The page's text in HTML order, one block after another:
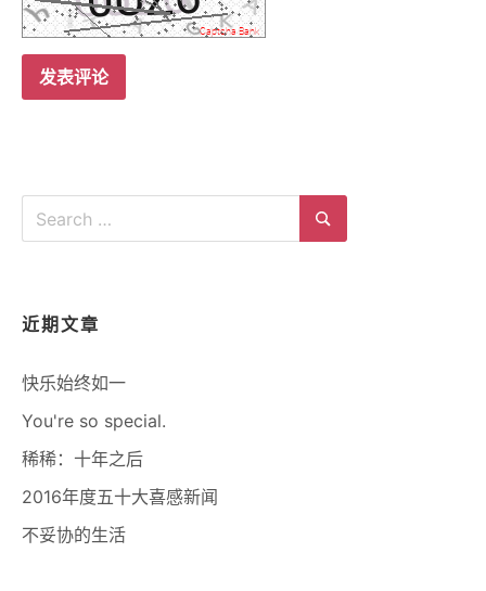
Search
近期文章
快乐始终如一
You're so special.
稀稀：十年之后
2016年度五十大喜感新闻
不妥协的生活